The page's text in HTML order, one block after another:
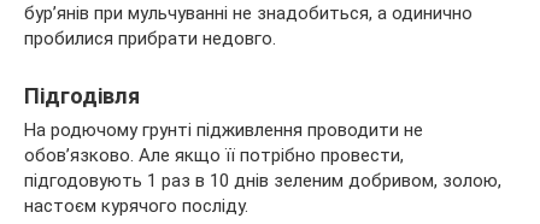
бур’янів при мульчуванні не знадобиться, а одинично
пробилися прибрати недовго.
Підгодівля
На родючому грунті підживлення проводити не
обов’язково. Але якщо її потрібно провести,
підгодовують 1 раз в 10 днів зеленим добривом, золою,
настоєм курячого посліду.